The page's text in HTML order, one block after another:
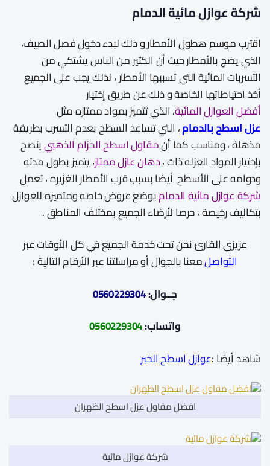
شركة عوازل مائية الدمام
اقترب موسم هطول الأمطار و ذلك لبدء دخول فصل الصيف،
الذي يضج بالأمطار حيث أن الكثير من الناس يشتكي من
التسربات المائية التي تسببها الأمطار ، لذلك يجب على الجميع
أخذ احتياطاتها الخاصة و ذلك عن طريق إختيار
أفضل العوازل المائية، الذي تتميز بمواد ممتازه مثل
عزل اسطح بالدمام، التي تساعد السطح بعدم التسرب بطريقة
مذهلة ، ومناسب كما أنمقاول اسطح الحزام الذهبيينصح
بإختيار المواد العزله ذات ،دهان عازل ممتاز، يتميز بطول مدته
ودوامه على الأسطح أيضا بسبب قرب الأمطار الغزيره ، تعمل
شركة عوازل مائية الدمامبوضع عروض خاصه ومتميزه للعوازل
بتكاليف رخيصة ، حرصا لأرضاء الجميع بمختلف المناطق .
عزيزي القارئ نحن تحت خدمة الجميع في كل الأوقات عبر
التواصلمعنا بالجوال أو مراسلتنا عبر الأرقام التالية :
جــوال:0560229304
واتساب:0560229304
شاهد أيضا :عوازل اسطح الخبر
افضل مقاول عزل اسطح الظهران
شركة عوازل مائية